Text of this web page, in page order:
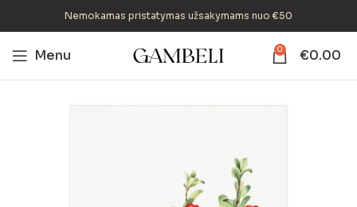
Nemokamas pristatymas užsakymams nuo €50
Menu 0 €0.00